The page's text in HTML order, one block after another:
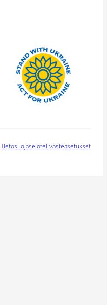
TietosuojaseloteEvästeasetukset